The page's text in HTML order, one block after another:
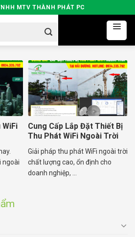
MTV THÀNH PHÁT PC
ngoài
Cung Cấp Lắp Đặt Thiết Bị
Thu Phát WiFi Ngoài Trời
RG-AirMetro
Giải pháp thu phát WiFi ngoài trời
chất lượng cao, ổn định cho
doanh nghiệp, ...